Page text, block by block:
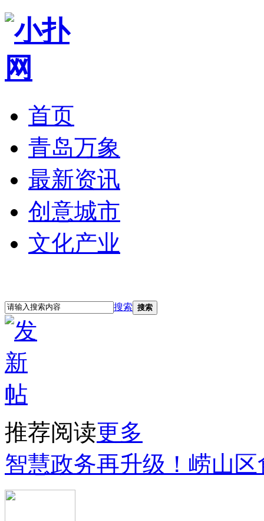
首页
青岛万象
最新资讯
创意城市
文化产业
搜索 搜索
推荐阅读更多
智慧政务再升级！崂山